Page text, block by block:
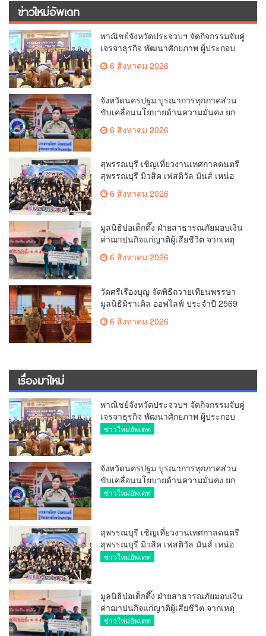
ข่าวใหม่อัพเดท
พาณิชย์จังหวัดประจวบฯ จัดกิจกรรมจับคู่
เจรจาธุรกิจ พัฒนาศักยภาพ ผู้ประกอบ
การ ขยายช่องทางการค้า สู่การค้า
ระหว่างประเทศ
6 สิงหาคม 2026
จังหวัดนครปฐม บูรณาการทุกภาคส่วน
ขับเคลื่อนนโยบายด้านความมั่นคง ยก
เทคโนโลยี
6 สิงหาคม 2026
สุพรรณบุรี เชิญเที่ยวงานเทศกาลดนตรี
สุพรรณบุรี มิวสิค เฟสติวัล มันส์ เหน่อ
มาก6 สิงหาคม 2026
มูลนิธิป่อเต็กตึ๊ง ฝ่ายสาธารณภัยมอบเงิน
ค่าฌาปนกิจแก่ญาติผู้เสียชีวิต จากเหตุ
เพลิงไหม้ โรงเบียร์ ณ ลาดพร้าว จำนวน
20,000 บาท
6 สิงหาคม 2026
วัดศรีเรืองบุญ จัดพิธีถวายเทียนพรรษา
มูลนิธิมิราเคิล ออฟไลฟ์ ประจำปี 2569
ประธาน
6 สิงหาคม 2026
เรื่องมาใหม่
พาณิชย์จังหวัดประจวบฯ จัดกิจกรรมจับคู่
เจรจาธุรกิจ พัฒนาศักยภาพ ผู้ประกอบ
การ ขยายช่องทางการค้า สู่การค้า
ข่าวใหม่อัพเดท
จังหวัดนครปฐม บูรณาการทุกภาคส่วน
ขับเคลื่อนนโยบายด้านความมั่นคง ยก
ระดับการป้องกันอาชญากรรมทาง
ข่าวใหม่อัพเดท
สุพรรณบุรี เชิญเที่ยวงานเทศกาลดนตรี
สุพรรณบุรี มิวสิค เฟสติวัล มันส์ เหน่อ
มาก
ข่าวใหม่อัพเดท
มูลนิธิป่อเต็กตึ๊ง ฝ่ายสาธารณภัยมอบเงิน
ค่าฌาปนกิจแก่ญาติผู้เสียชีวิต จากเหตุ
เพลิงไหม้ โรงเบียร์ ณ ลาดพร้าว จำนวน
ข่าวใหม่อัพเดท